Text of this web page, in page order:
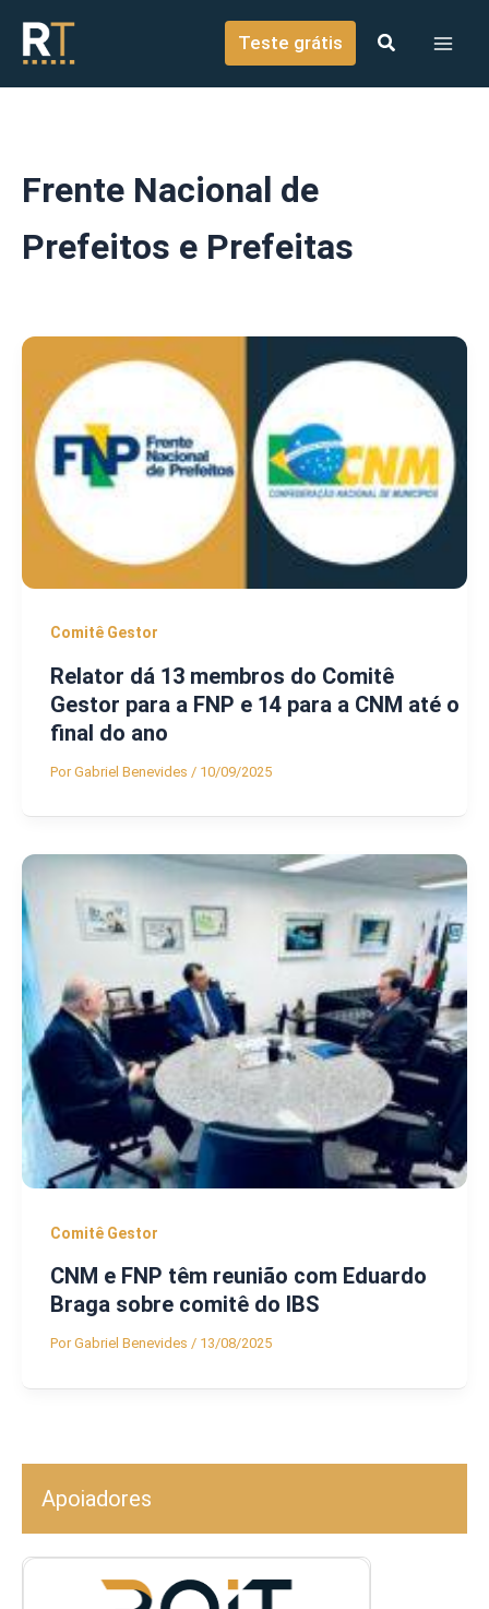
conteúdo
Teste grátis
Frente Nacional de
Prefeitos e Prefeitas
Comitê Gestor
Relator dá 13 membros do Comitê
Gestor para a FNP e 14 para a CNM até o
final do ano
PorGabriel Benevides / 10/09/2025
Comitê Gestor
CNM e FNP têm reunião com Eduardo
Braga sobre comitê do IBS
PorGabriel Benevides / 13/08/2025
Apoiadores